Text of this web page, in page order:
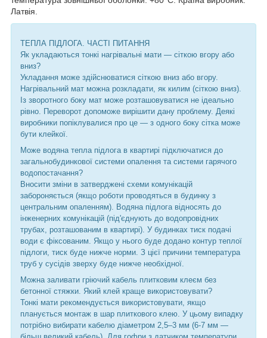
Латвія.
ТЕПЛА ПІДЛОГА. ЧАСТІ ПИТАННЯ
Як укладаються тонкі нагрівальні мати — сіткою вгору або
вниз?
Укладання може здійснюватися сіткою вниз або вгору.
Нагрівальний мат можна розкладати, як килим (сіткою вниз).
Із зворотного боку мат може розташовуватися не ідеально
рівно. Переворот допоможе вирішити дану проблему. Деякі
виробники попіклувалися про це — з одного боку сітка може
бути клейкої.
Може водяна тепла підлога в квартирі підключатися до
загальнобудинкової системи опалення та системи гарячого
водопостачання?
Вносити зміни в затверджені схеми комунікацій
забороняється (якщо роботи проводяться в будинку з
центральним опаленням). Водяна підлога відносять до
інженерних комунікацій (під'єднують до водопровідних
трубах, розташованим в квартирі). У будинках тиск подачі
води є фіксованим. Якщо у нього буде додано контур теплої
підлоги, тиск буде нижче норми. З цієї причини температура
труб у сусідів зверху буде нижче необхідної.
Можна заливати гріючий кабель плитковим клеєм без
бетонної стяжки. Який клей краще використовувати?
Тонкі мати рекомендується використовувати, якщо
планується монтаж в шар плиткового клею. У цьому випадку
потрібно вибирати кабелю діаметром 2,5–3 мм (6-7 мм —